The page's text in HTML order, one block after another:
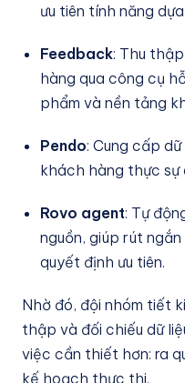
ưu tiên tính năng
Feedback: Thu
hàng qua công cụ
phẩm và nền tảng
Pendo: Cung cấp
khách hàng thực sự
Rovo agent: Tự
nguồn, giúp rút
quyết định ưu tiên.
Nhờ đó, đội nhóm tiết
thập và đối chiếu dữ
việc cần thiết hơn: ra
kế hoạch thực thi.